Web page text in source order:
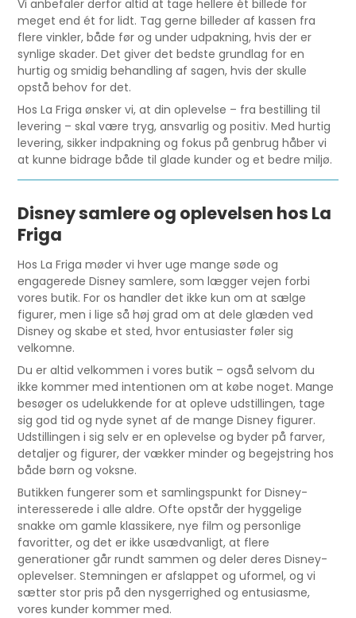
Vi anbefaler derfor altid at tage hellere ét billede for
meget end ét for lidt. Tag gerne billeder af kassen fra
flere vinkler, både før og under udpakning, hvis der er
synlige skader. Det giver det bedste grundlag for en
hurtig og smidig behandling af sagen, hvis der skulle
opstå behov for det.
Hos La Friga ønsker vi, at din oplevelse – fra bestilling til
levering – skal være tryg, ansvarlig og positiv. Med hurtig
levering, sikker indpakning og fokus på genbrug håber vi
at kunne bidrage både til glade kunder og et bedre miljø.
Disney samlere og oplevelsen hos La
Friga
Hos La Friga møder vi hver uge mange søde og
engagerede Disney samlere, som lægger vejen forbi
vores butik. For os handler det ikke kun om at sælge
figurer, men i lige så høj grad om at dele glæden ved
Disney og skabe et sted, hvor entusiaster føler sig
velkomne.
Du er altid velkommen i vores butik – også selvom du
ikke kommer med intentionen om at købe noget. Mange
besøger os udelukkende for at opleve udstillingen, tage
sig god tid og nyde synet af de mange Disney figurer.
Udstillingen i sig selv er en oplevelse og byder på farver,
detaljer og figurer, der vækker minder og begejstring hos
både børn og voksne.
Butikken fungerer som et samlingspunkt for Disney-
interesserede i alle aldre. Ofte opstår der hyggelige
snakke om gamle klassikere, nye film og personlige
favoritter, og det er ikke usædvanligt, at flere
generationer går rundt sammen og deler deres Disney-
oplevelser. Stemningen er afslappet og uformel, og vi
sætter stor pris på den nysgerrighed og entusiasme,
vores kunder kommer med.